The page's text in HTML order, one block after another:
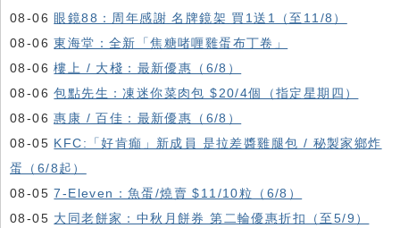
08-06 眼鏡88：周年感謝 名牌鏡架 買1送1（至11/8）
08-06東海堂：全新「焦糖啫喱雞蛋布丁卷」
08-06樓上 / 大棧：最新優惠（6/8）
08-06包點先生：凍迷你菜肉包 $20/4個（指定星期四）
08-06惠康 / 百佳：最新優惠（6/8）
08-05 KFC:「好肯癲」新成員 是拉差醬雞腿包 / 秘製家鄉炸
蛋（6/8起）
08-057-Eleven：魚蛋/燒賣 $11/10粒（6/8）
08-05 大同老餅家：中秋月餅券 第二輪優惠折扣（至5/9）